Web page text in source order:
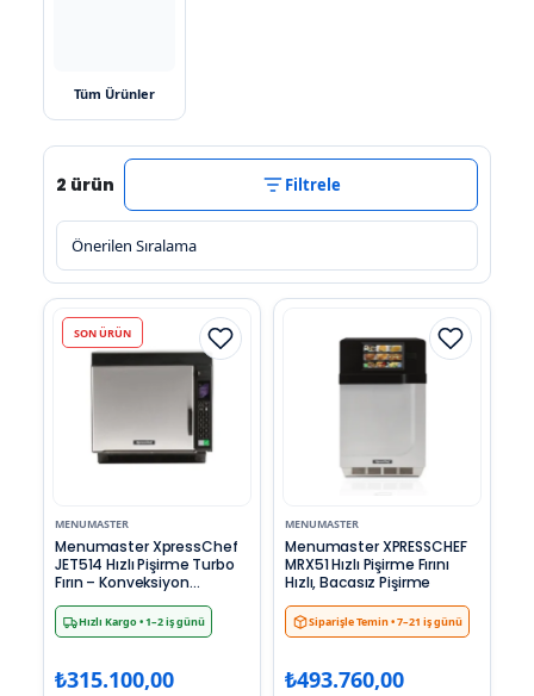
Tüm Ürünler
2 ürün Filtrele
SON ÜRÜN
MENUMASTER
Menumaster XpressChef
JET514 Hızlı Pişirme Turbo
Fırın – Konveksiyon
Hızlı Kargo• 1–2 iş günü
₺315.100,00
MENUMASTER
Menumaster XPRESSCHEF
MRX51 Hızlı Pişirme Fırını
Hızlı, Bacasız Pişirme
Siparişle Temin• 7–21 iş günü
₺493.760,00